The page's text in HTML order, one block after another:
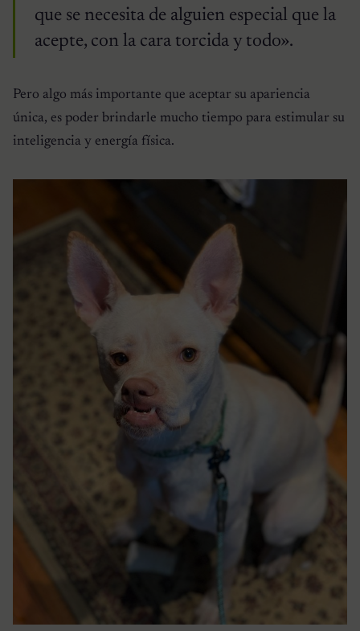
que se necesita de alguien especial que la
acepte, con la cara torcida y todo».
Pero algo más importante que aceptar su apariencia
única, es poder brindarle mucho tiempo para estimular su
inteligencia y energía física.